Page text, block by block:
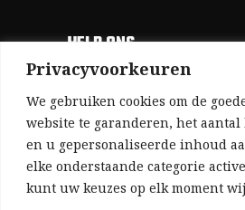
Privacyvoorkeuren
We gebruiken cookies om de
website te garanderen, het aantal
en u gepersonaliseerde inhoud
elke onderstaande categorie
kunt uw keuzes op elk moment
HELP ONS
Aangezien we volledig zelf
(zonder subsidies, zonder
advertenties en zonder rijke
voor de publicatie van ons
afhankelijk van de financiële